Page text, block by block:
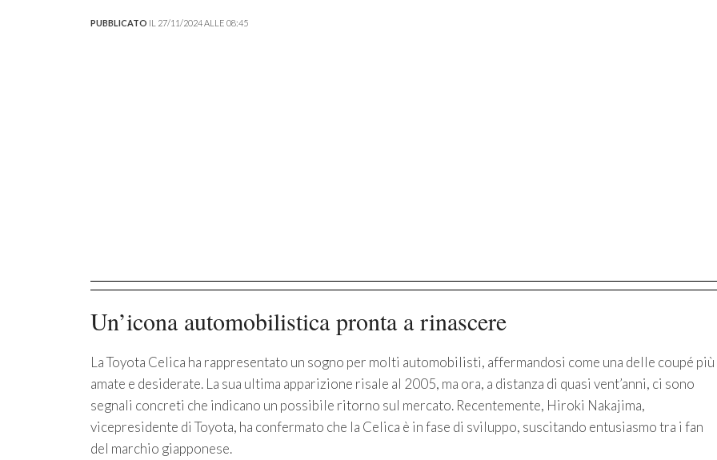
PUBBLICATO IL 27/11/2024 ALLE 08:45
Un’icona automobilistica pronta a rinascere
La Toyota Celica ha rappresentato un sogno per molti automobilisti, affermandosi come una delle coupé più
amate e desiderate. La sua ultima apparizione risale al 2005, ma ora, a distanza di quasi vent’anni, ci sono
segnali concreti che indicano un possibile ritorno sul mercato. Recentemente, Hiroki Nakajima,
vicepresidente di Toyota, ha confermato che la Celica è in fase di sviluppo, suscitando entusiasmo tra i fan
del marchio giapponese.